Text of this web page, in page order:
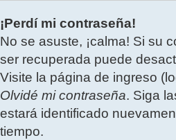
¡Perdí mi contraseña!
No se asuste, ¡calma! Si su
ser recuperada puede
Visite la página de ingreso
Olvidé mi contraseña. Siga
estará identificado
tiempo.